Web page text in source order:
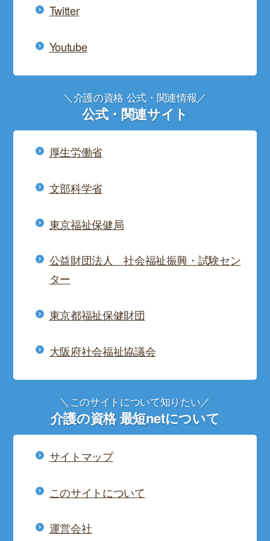
Twitter
Youtube
＼介護の資格 公式・関連情報／
公式・関連サイト
厚生労働省
文部科学省
東京福祉保健局
公益財団法人 社会福祉振興・試験セン
ター
東京都福祉保健財団
大阪府社会福祉協議会
＼このサイトについて知りたい／
介護の資格 最短netについて
サイトマップ
このサイトについて
運営会社